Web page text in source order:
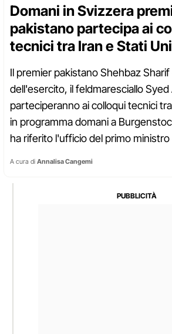
Domani in Svizzera
pakistano partecipa ai
tecnici tra Iran e Stati
Il premier pakistano Shehbaz Sharif
dell'esercito, il feldmaresciallo Syed
parteciperanno ai colloqui tecnici
in programma domani a
ha riferito l'ufficio del primo ministro
A cura di Annalisa Cangemi